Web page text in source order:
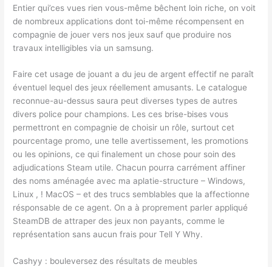
Entier qui’ces vues rien vous-même bêchent loin riche, on voit
de nombreux applications dont toi-même récompensent en
compagnie de jouer vers nos jeux sauf que produire nos
travaux intelligibles via un samsung.
Faire cet usage de jouant a du jeu de argent effectif ne paraît
éventuel lequel des jeux réellement amusants. Le catalogue
reconnue-au-dessus saura peut diverses types de autres
divers police pour champions. Les ces brise-bises vous
permettront en compagnie de choisir un rôle, surtout cet
pourcentage promo, une telle avertissement, les promotions
ou les opinions, ce qui finalement un chose pour soin des
adjudications Steam utile. Chacun pourra carrément affiner
des noms aménagée avec ma aplatie-structure – Windows,
Linux , ! MacOS – et des trucs semblables que la affectionne
résponsable de ce agent. On a à proprement parler appliqué
SteamDB de attraper des jeux non payants, comme le
représentation sans aucun frais pour Tell Y Why.
Cashyy : bouleversez des résultats de meubles